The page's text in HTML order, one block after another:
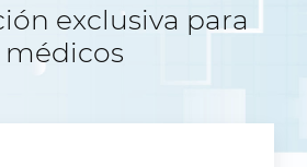
exclusiva para
médicos